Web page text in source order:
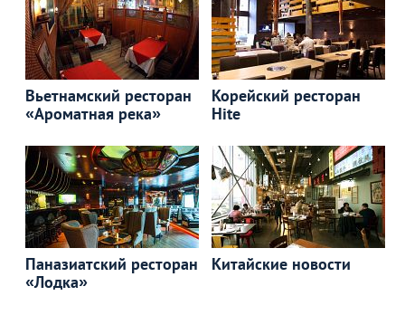
Вьетнамский ресторан
«Ароматная река»
Корейский ресторан
Hite
Паназиатский ресторан
«Лодка»
Китайские новости